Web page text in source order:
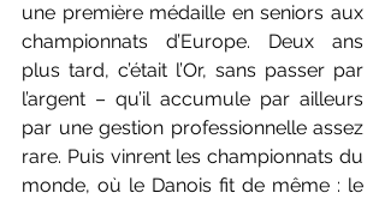
une première médaille en seniors aux
championnats d’Europe. Deux ans
plus tard, c’était l’Or, sans passer par
l’argent – qu’il accumule par ailleurs
par une gestion professionnelle assez
rare. Puis vinrent les championnats du
monde, où le Danois fit de même : le